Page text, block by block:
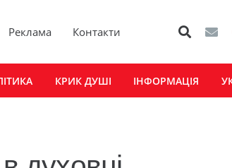
Реклама Контакти
КРИК ДУШІ ІНФОРМАЦІЯ